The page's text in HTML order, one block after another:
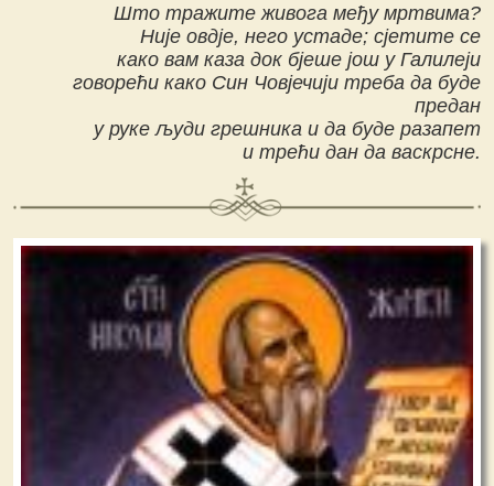
Што тражите живога међу мртвима?
Није овдје, него устаде; сјетите се
како вам каза док бјеше још у Галилеји
говорећи како Син Човјечији треба да буде
предан
у руке људи грешника и да буде разапет
и трећи дан да васкрсне.